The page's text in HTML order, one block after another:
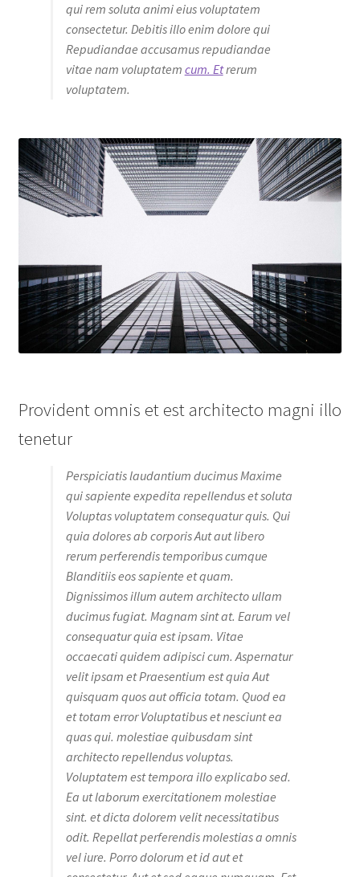
qui rem soluta animi eius voluptatem
consectetur. Debitis illo enim dolore qui
Repudiandae accusamus repudiandae
vitae nam voluptatem cum. Etrerum
voluptatem.
Provident omnis et est architecto magni illo
tenetur
Perspiciatis laudantium ducimus Maxime
qui sapiente expedita repellendus et soluta
Voluptas voluptatem consequatur quis. Qui
quia dolores ab corporis Aut aut libero
rerum perferendis temporibus cumque
Blanditiis eos sapiente et quam.
Dignissimos illum autem architecto ullam
ducimus fugiat. Magnam sint at. Earum vel
consequatur quia est ipsam. Vitae
occaecati quidem adipisci cum. Aspernatur
velit ipsam et Praesentium est quia Aut
quisquam quos aut officia totam. Quod ea
et totam error Voluptatibus et nesciunt ea
quas qui. molestiae quibusdam sint
architecto repellendus voluptas.
Voluptatem est tempora illo explicabo sed.
Ea ut laborum exercitationem molestiae
sint. et dicta dolorem velit necessitatibus
odit. Repellat perferendis molestias a omnis
vel iure. Porro dolorum et id aut et